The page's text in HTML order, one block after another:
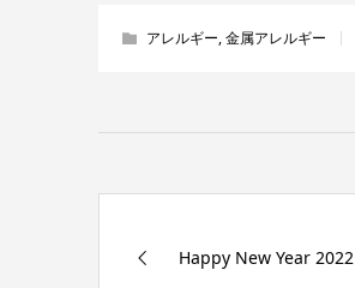
アレルギー,金属アレルギー
Happy New Year 2022